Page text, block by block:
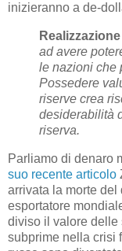
inizieranno a de-
Realizzazione
ad avere
le nazioni che
Possedere
riserve crea
desiderabilità
riserva.
Parliamo di denaro
suo recente articolo
arrivata la morte
esportatore
diviso il valore delle
subprime nella crisi